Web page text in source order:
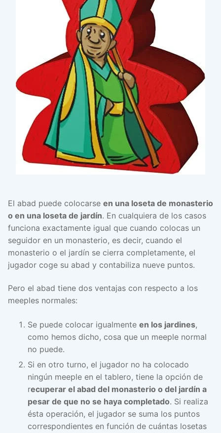
El abad puede colocarse en una loseta de monasterio
o en una loseta de jardín. En cualquiera de los casos
funciona exactamente igual que cuando colocas un
seguidor en un monasterio, es decir, cuando el
monasterio o el jardín se cierra completamente, el
jugador coge su abad y contabiliza nueve puntos.
Pero el abad tiene dos ventajas con respecto a los
meeples normales:
Se puede colocar igualmente en los jardines,
como hemos dicho, cosa que un meeple normal
no puede.
Si en otro turno, el jugador no ha colocado
ningún meeple en el tablero, tiene la opción de
recuperar el abad del monasterio o del jardín a
pesar de que no se haya completado. Si realiza
ésta operación, el jugador se suma los puntos
correspondientes en función de cuántas losetas